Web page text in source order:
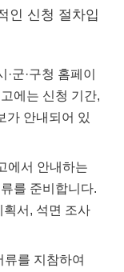
인 신청 절차입
군·구청 홈페이
에는 신청 기간,
가 안내되어 있
에서 안내하는
를 준비합니다.
서, 석면 조사
류를 지참하여